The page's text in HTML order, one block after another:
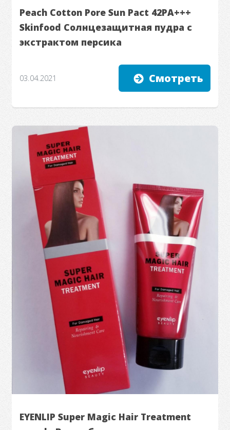
Peach Cotton Pore Sun Pact 42PA+++
Skinfood Солнцезащитная пудра с
экстрактом персика
03.04.2021 Смотреть
EYENLIP Super Magic Hair Treatment